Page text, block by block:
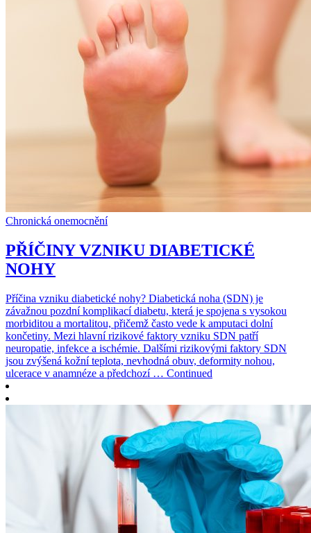
Chronická onemocnění
PŘÍČINY VZNIKU DIABETICKÉ
NOHY
Příčina vzniku diabetické nohy? Diabetická noha (SDN) je
závažnou pozdní komplikací diabetu, která je spojena s vysokou
morbiditou a mortalitou, přičemž často vede k amputaci dolní
končetiny. Mezi hlavní rizikové faktory vzniku SDN patří
neuropatie, infekce a ischémie. Dalšími rizikovými faktory SDN
jsou zvýšená kožní teplota, nevhodná obuv, deformity nohou,
ulcerace v anamnéze a předchozí … Continued